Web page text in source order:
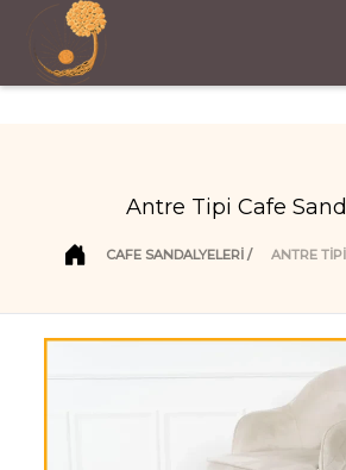
Antre Tipi Cafe
CAFE SANDALYELERI ANTRE